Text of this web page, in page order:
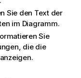
Sie den Text der
im Diagramm.
Sie
die die